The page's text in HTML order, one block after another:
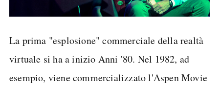
La prima "esplosione" commerciale della realtà
virtuale si ha a inizio Anni '80. Nel 1982, ad
esempio, viene commercializzato l'Aspen Movie